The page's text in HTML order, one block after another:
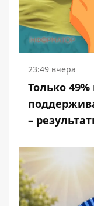
23:49 вчера
Только
–